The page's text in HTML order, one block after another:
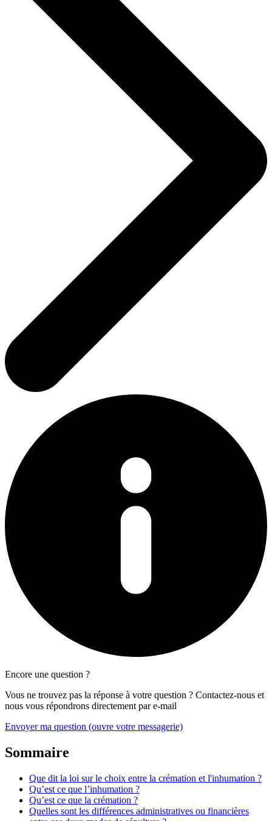
Encore une question ?
Vous ne trouvez pas la réponse à votre question ? Contactez-nous et
nous vous répondrons directement par e-mail
Envoyer ma question (ouvre votre messagerie)
Sommaire
Que dit la loi sur le choix entre la crémation et l'inhumation ?
Qu’est ce que l’inhumation ?
Qu’est ce que la crémation ?
Quelles sont les différences administratives ou financières